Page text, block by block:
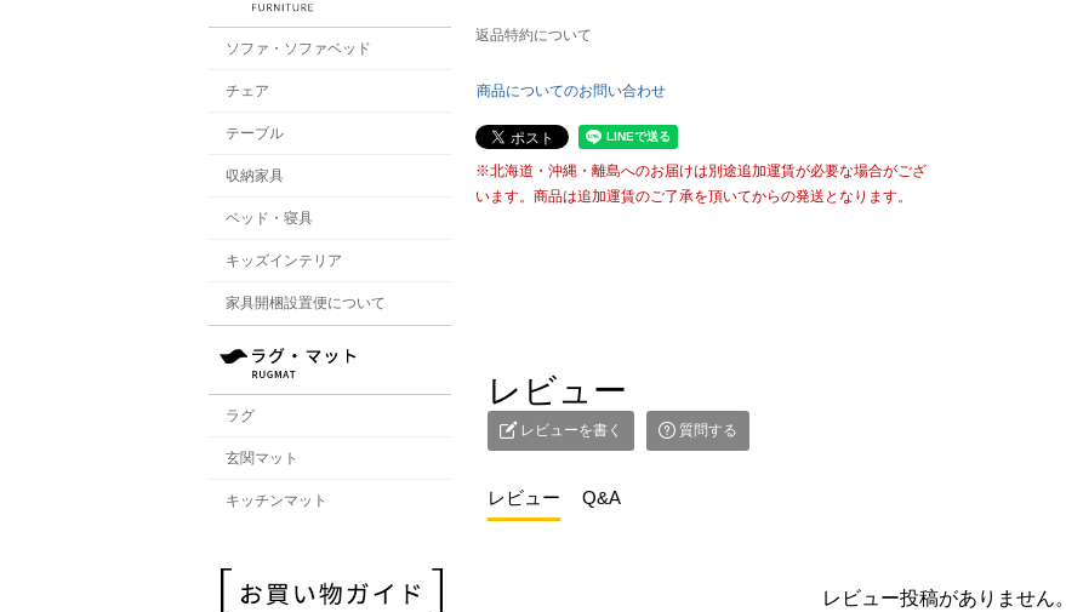
ソファ・ソファベッド
チェア
テーブル
収納家具
ベッド・寝具
キッズインテリア
家具開梱設置便について
ラグ
玄関マット
キッチンマット
返品特約について
商品についてのお問い合わせ
※北海道・沖縄・離島へのお届けは別途追加運賃が必要な場合がござ
います。商品は追加運賃のご了承を頂いてからの発送となります。
レビュー
レビューを書く 質問する
レビュー Q&A
レビュー投稿がありません。